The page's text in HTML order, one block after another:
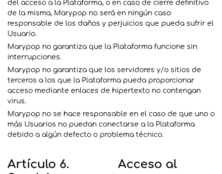
del acceso a la Plataforma, o en caso de cierre definitivo
de la misma, Marypop no será en ningún caso
responsable de los daños y perjuicios que pueda sufrir el
Usuario.
Marypop no garantiza que la Plataforma funcione sin
interrupciones.
Marypop no garantiza que los servidores y/o sitios de
terceros a los que la Plataforma pueda proporcionar
acceso mediante enlaces de hipertexto no contengan
virus.
Marypop no se hace responsable en el caso de que uno o
más Usuarios no puedan conectarse a la Plataforma
debido a algún defecto o problema técnico.
Artículo 6. Acceso al